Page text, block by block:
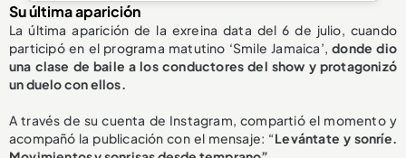
Su última aparición
La última aparición de la exreina data del 6 de julio, cuando
participó en el programa matutino ‘Smile Jamaica’,donde dio
una clase debaile a los conductores del show y protagonizó
un duelo con ellos.
A través de su cuenta de Instagram, compartió el momento y
acompañó la publicación con el mensaje: “Levántate y sonríe.